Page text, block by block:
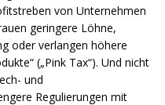
von Unternehmen
geringere Löhne,
oder verlangen höhere
(„Pink Tax“). Und nicht
und
Regulierungen mit